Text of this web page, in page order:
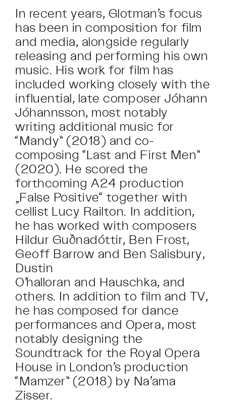
In recent years, Glotman’s focus
has been in composition for film
and media, alongside regularly
releasing and performing his own
music. His work for film has
included working closely with the
influential, late composer Jóhann
Jóhannsson, most notably
writing additional music for
“Mandy” (2018) and co-
composing “Last and First Men”
(2020). He scored the
forthcoming A24 production
„False Positive“ together with
cellist Lucy Railton. In addition,
he has worked with composers
Hildur Guðnadóttir, Ben Frost,
Geoff Barrow and Ben Salisbury,
Dustin
O’halloran and Hauschka, and
others. In addition to film and TV,
he has composed for dance
performances and Opera, most
notably designing the
Soundtrack for the Royal Opera
House in London’s production
“Mamzer” (2018) by Na’ama
Zisser.